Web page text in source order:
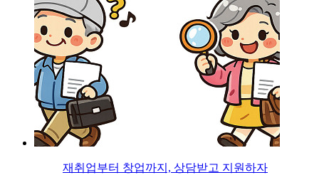
재취업부터 창업까지, 상담받고 지원하자